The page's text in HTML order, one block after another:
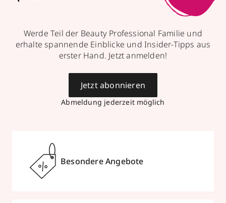
Werde Teil der Beauty Professional Familie und
erhalte spannende Einblicke und Insider-Tipps aus
erster Hand. Jetzt anmelden!
Abmeldung jederzeit möglich
Jetzt abonnieren
Besondere Angebote